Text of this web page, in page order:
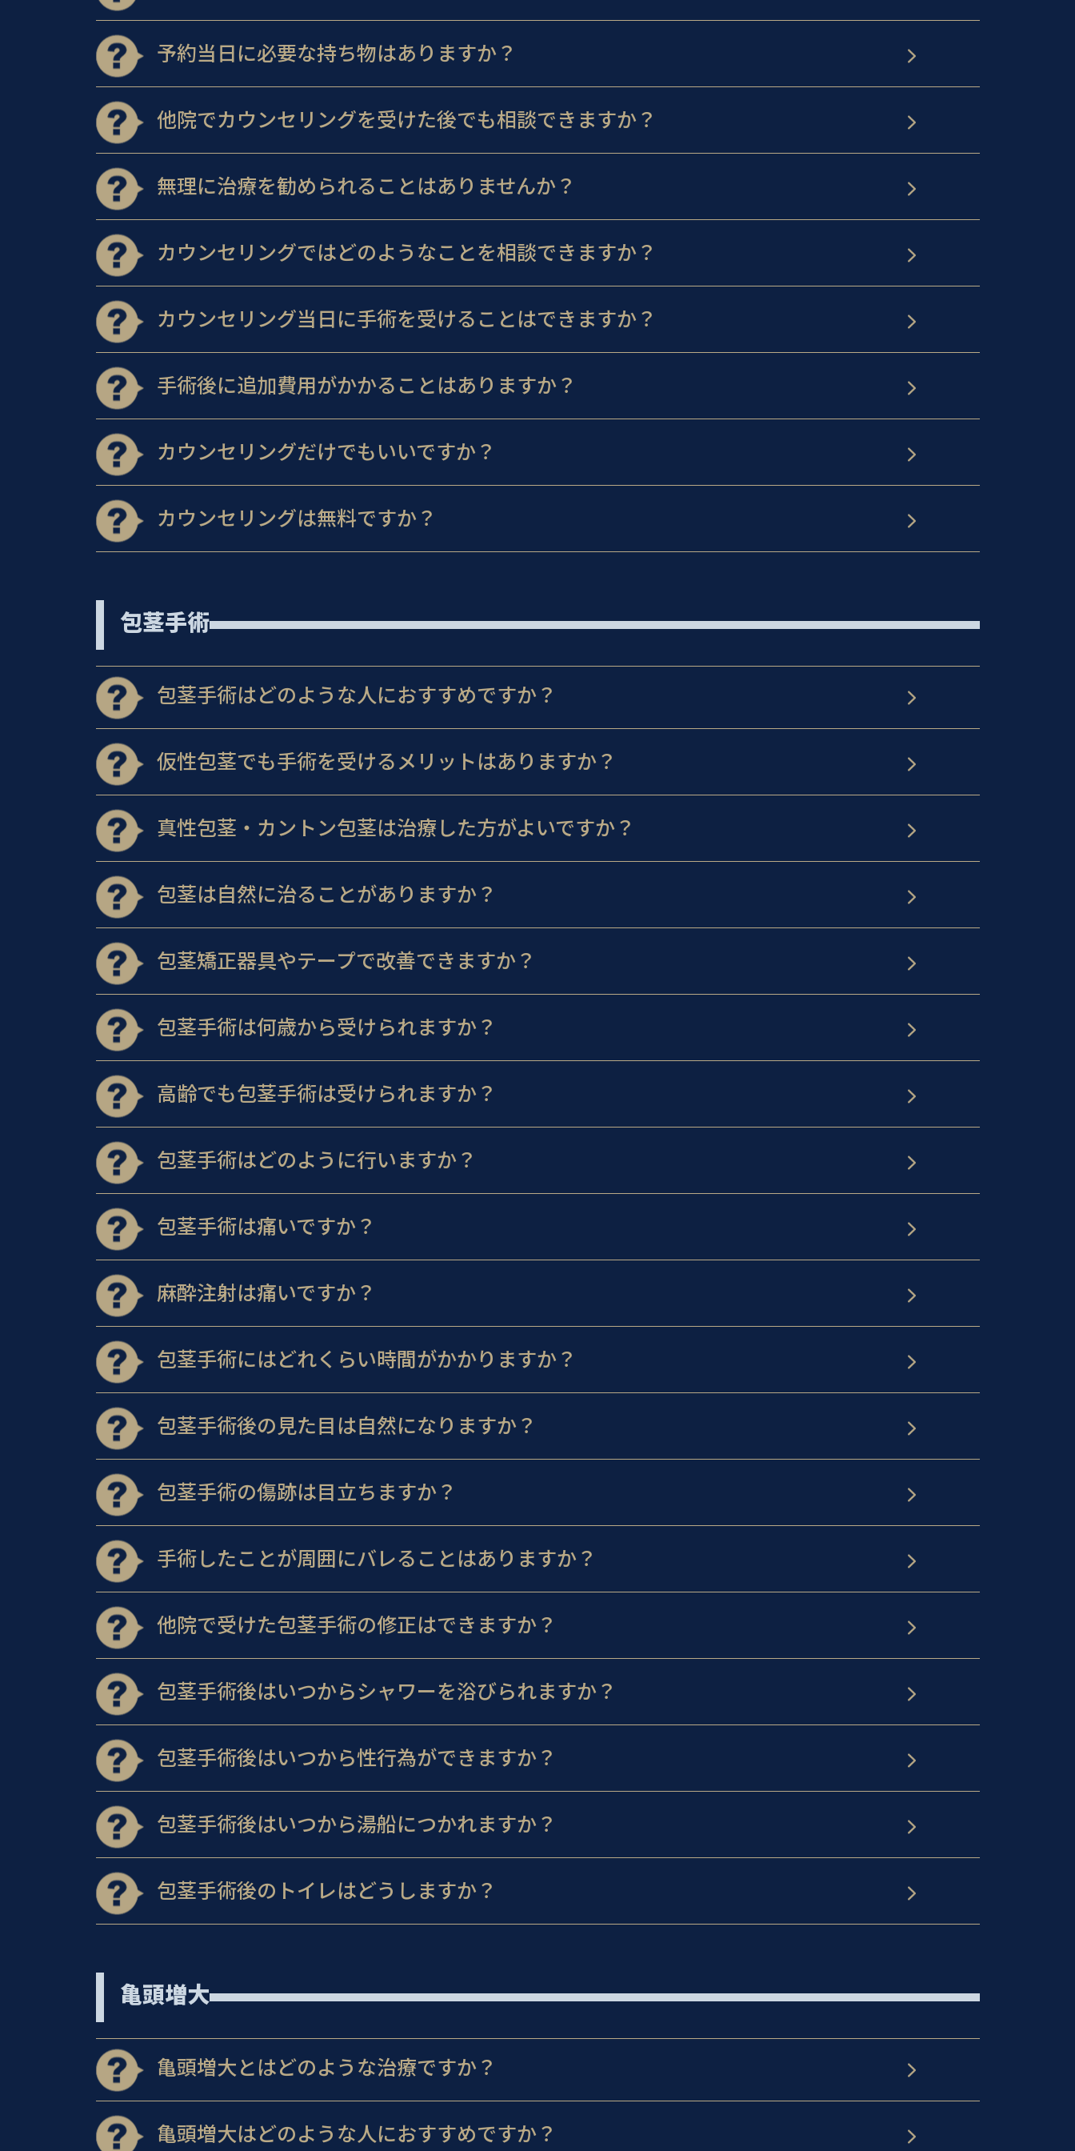
予約当日に必要な持ち物はありますか？
他院でカウンセリングを受けた後でも相談できますか？
無理に治療を勧められることはありませんか？
カウンセリングではどのようなことを相談できますか？
カウンセリング当日に手術を受けることはできますか？
手術後に追加費用がかかることはありますか？
カウンセリングだけでもいいですか？
カウンセリングは無料ですか？
包茎手術
包茎手術はどのような人におすすめですか？
仮性包茎でも手術を受けるメリットはありますか？
真性包茎・カントン包茎は治療した方がよいですか？
包茎は自然に治ることがありますか？
包茎矯正器具やテープで改善できますか？
包茎手術は何歳から受けられますか？
高齢でも包茎手術は受けられますか？
包茎手術はどのように行いますか？
包茎手術は痛いですか？
麻酔注射は痛いですか？
包茎手術にはどれくらい時間がかかりますか？
包茎手術後の見た目は自然になりますか？
包茎手術の傷跡は目立ちますか？
手術したことが周囲にバレることはありますか？
他院で受けた包茎手術の修正はできますか？
包茎手術後はいつからシャワーを浴びられますか？
包茎手術後はいつから性行為ができますか？
包茎手術後はいつから湯船につかれますか？
包茎手術後のトイレはどうしますか？
亀頭増大
亀頭増大とはどのような治療ですか？
亀頭増大はどのような人におすすめですか？